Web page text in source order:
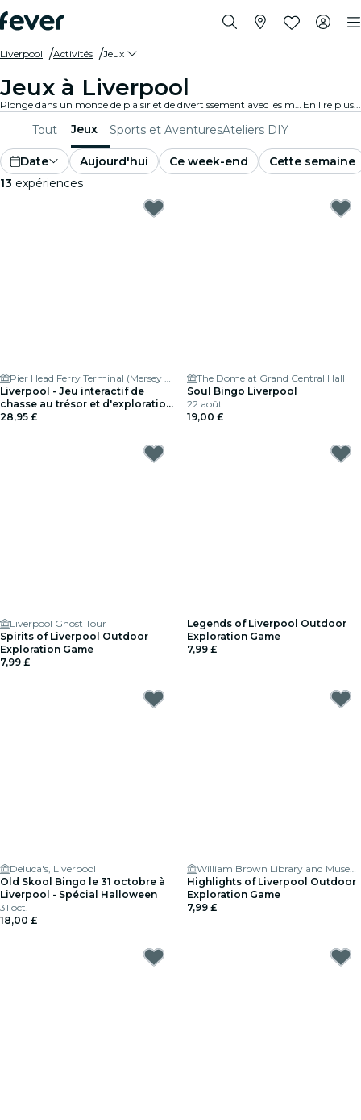
Liverpool Activités Jeux
Jeux à Liverpool
Plonge dans un monde de plaisir et de divertissement avec les meilleurs jeux de Liverpool. Des jeux de société aux expériences de réalité virtuelle, il y en a pour tous les goûts. En lire plus...
Tout Jeux Sports et AventuresAteliers DIY
Date Aujourd'hui Ce week-end
Cette semaine
13 expériences
Pier Head Ferry Terminal (Mersey Ferries)
Liverpool - Jeu interactif de
chasse au trésor et d'exploration
pour jusqu'à 5 personnes
28,95 £
The Dome at Grand Central Hall
Soul Bingo Liverpool
22 août
19,00 £
Liverpool Ghost Tour
Spirits of Liverpool Outdoor
Exploration Game
7,99 £
Legends of Liverpool Outdoor
Exploration Game
7,99 £
Deluca's, Liverpool
Old Skool Bingo le 31 octobre à
Liverpool - Spécial Halloween
31 oct.
18,00 £
William Brown Library and Museum
Highlights of Liverpool Outdoor
Exploration Game
7,99 £